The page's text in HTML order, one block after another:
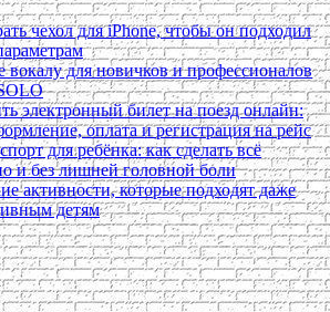
чехол для iPhone, чтобы он подходил
вокалу для новичков и профессионалов
электронный билет на поезд онлайн:
оплата и регистрация на рейс
для ребёнка: как сделать всё
и без лишней головной боли
активности, которые подходят даже
детям